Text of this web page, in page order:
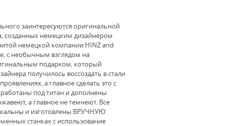
заинтересуются оригинальной
созданных немецким дизайнером
немецкой компании НINZ and
с необычным взглядом на
подарком, который
получилось воссоздать в стали
а главное сделать это с
под титан и дополнены
а главное не темнеют. Все
и изготовлены ВРУЧНУЮ
станках с использование